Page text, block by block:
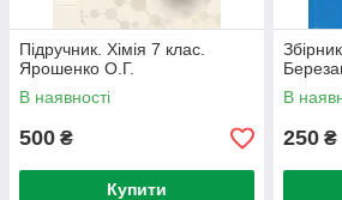
Підручник. Хімія 7 клас.
Ярошенко О.Г.
В наявності
500 ₴
Купити
Збірник
В
250 ₴